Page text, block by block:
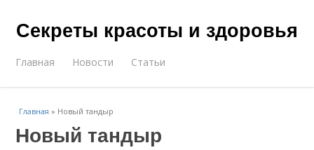
Секреты красоты и здоровья
Главная Новости Статьи
Главная » Новый тандыр
Новый тандыр